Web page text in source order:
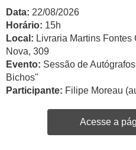
Data: 22/08/2026
Horário: 15h
Local: Livraria Martins
Nova, 309
Evento: Sessão de
Bichos"
Participante: Filipe Moreau
Acesse a